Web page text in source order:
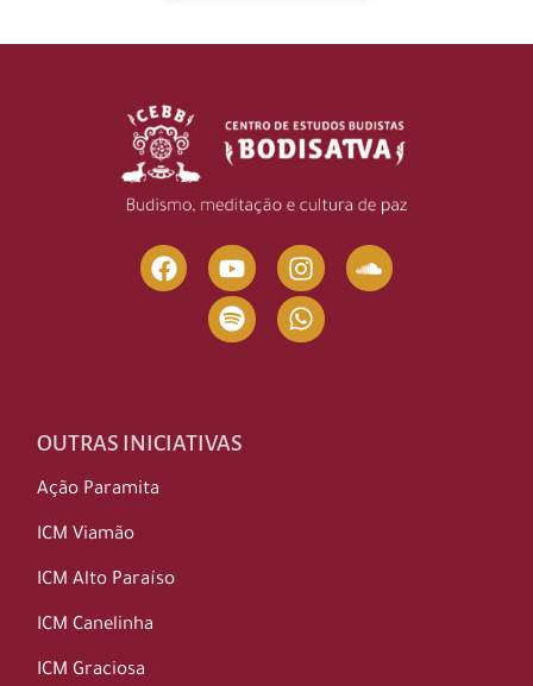
OUTRAS INICIATIVAS
Ação Paramita
ICM Viamão
ICM Alto Paraíso
ICM Canelinha
ICM Graciosa